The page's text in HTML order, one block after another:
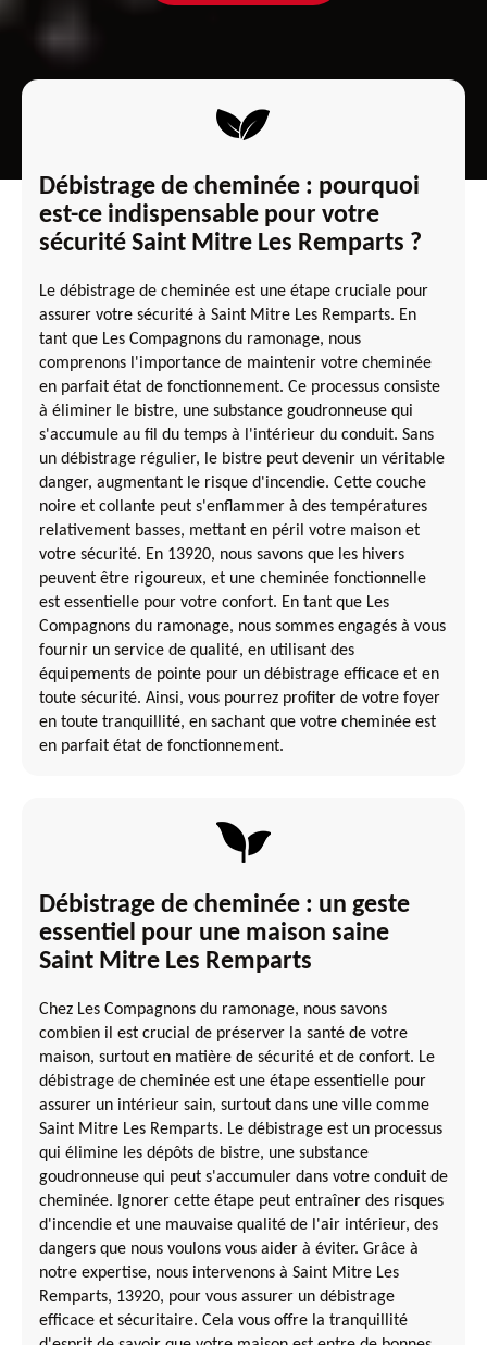
Débistrage de cheminée : pourquoi
est-ce indispensable pour votre
sécurité Saint Mitre Les Remparts ?
Le débistrage de cheminée est une étape cruciale pour
assurer votre sécurité à Saint Mitre Les Remparts. En
tant que Les Compagnons du ramonage, nous
comprenons l'importance de maintenir votre cheminée
en parfait état de fonctionnement. Ce processus consiste
à éliminer le bistre, une substance goudronneuse qui
s'accumule au fil du temps à l'intérieur du conduit. Sans
un débistrage régulier, le bistre peut devenir un véritable
danger, augmentant le risque d'incendie. Cette couche
noire et collante peut s'enflammer à des températures
relativement basses, mettant en péril votre maison et
votre sécurité. En 13920, nous savons que les hivers
peuvent être rigoureux, et une cheminée fonctionnelle
est essentielle pour votre confort. En tant que Les
Compagnons du ramonage, nous sommes engagés à vous
fournir un service de qualité, en utilisant des
équipements de pointe pour un débistrage efficace et en
toute sécurité. Ainsi, vous pourrez profiter de votre foyer
en toute tranquillité, en sachant que votre cheminée est
en parfait état de fonctionnement.
Débistrage de cheminée : un geste
essentiel pour une maison saine
Saint Mitre Les Remparts
Chez Les Compagnons du ramonage, nous savons
combien il est crucial de préserver la santé de votre
maison, surtout en matière de sécurité et de confort. Le
débistrage de cheminée est une étape essentielle pour
assurer un intérieur sain, surtout dans une ville comme
Saint Mitre Les Remparts. Le débistrage est un processus
qui élimine les dépôts de bistre, une substance
goudronneuse qui peut s'accumuler dans votre conduit de
cheminée. Ignorer cette étape peut entraîner des risques
d'incendie et une mauvaise qualité de l'air intérieur, des
dangers que nous voulons vous aider à éviter. Grâce à
notre expertise, nous intervenons à Saint Mitre Les
Remparts, 13920, pour vous assurer un débistrage
efficace et sécuritaire. Cela vous offre la tranquillité